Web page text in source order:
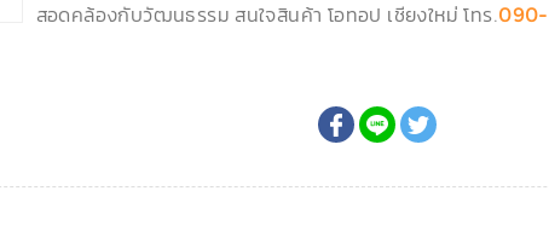
สอดคล้องกับวัฒนธรรม สนใจสินค้า โอทอป เชียงใหม่ โทร.